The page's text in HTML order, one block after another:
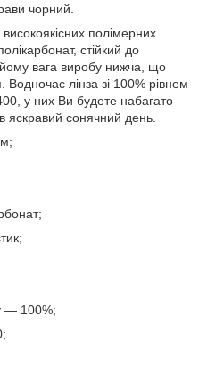
чорний.
полімерних
стійкий до
вага виробу нижча, що
Водночас лінза зі 100% рівнем
у них Ви будете набагато
яскравий сонячний день.
— 100%;